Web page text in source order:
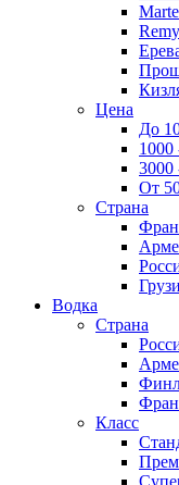
Цена
До
1000
3000
От
Страна
Водка
Страна
Класс